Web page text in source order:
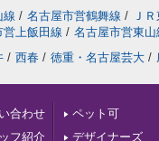
線 / 名古屋市営鶴舞線 / Ｊ
営上飯田線 / 名古屋市営東山
/ 西春 / 徳重・名古屋芸大 /
合わせ
フ紹介
ペット可
デザイナーズ